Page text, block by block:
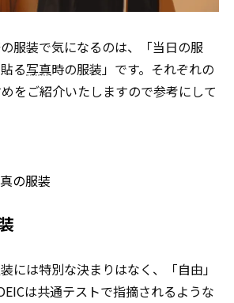
服装で気になるのは、「当日の服
る写真時の服装」です。それぞれの
をご紹介いたしますので参考にして
の服装
には特別な決まりはなく、「自由」
は共通テストで指摘されるような